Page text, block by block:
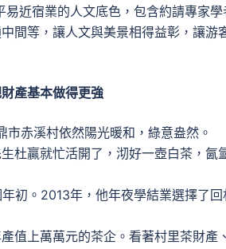
近宿業的人文底色，包含約請專家學
間等，讓人文與美景相得益彰，讓游
基本做得更強
赤溪村依然陽光暖和，綠意盎然。
贏就忙活開了，沏好一壺白茶，氤
。2013年，他年夜學結業選擇了回
上萬萬元的茶企。看著村里茶財產